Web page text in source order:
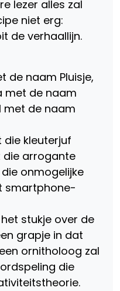
lezer alles zal
niet erg:
de verhaallijn.
de naam Pluisje,
met de naam
met de naam
die kleuterjuf
die arrogante
onmogelijke
smartphone-
stukje over de
grapje in dat
ornitholoog zal
die